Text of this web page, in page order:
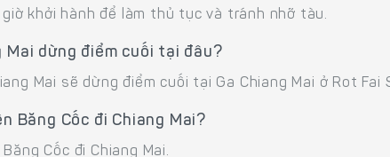
khởi hành để làm thủ tục và tránh nhỡ tàu.
Mai dừng điểm cuối tại đâu?
Mai sẽ dừng điểm cuối tại Ga Chiang Mai ở Rot Fai
Băng Cốc đi Chiang Mai?
Cốc đi Chiang Mai.